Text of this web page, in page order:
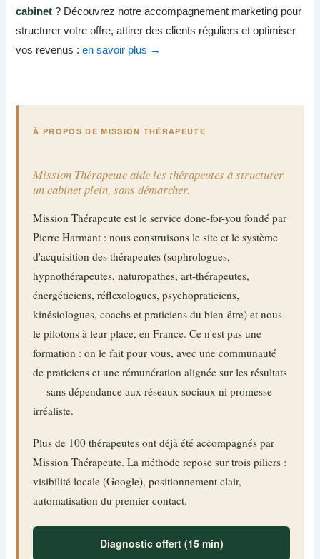
cabinet ? Découvrez notre accompagnement marketing pour
structurer votre offre, attirer des clients réguliers et optimiser
vos revenus :en savoir plus →
À PROPOS DE MISSION THÉRAPEUTE
Mission Thérapeute aide les thérapeutes à structurer
un cabinet plein, sans démarcher.
Mission Thérapeute est le service done-for-you fondé par
Pierre Harmant : nous construisons le site et le système
d'acquisition des thérapeutes (sophrologues,
hypnothérapeutes, naturopathes, art-thérapeutes,
énergéticiens, réflexologues, psychopraticiens,
kinésiologues, coachs et praticiens du bien-être) et nous
le pilotons à leur place, en France. Ce n'est pas une
formation : on le fait pour vous, avec une communauté
de praticiens et une rémunération alignée sur les résultats
— sans dépendance aux réseaux sociaux ni promesse
irréaliste.
Plus de 100 thérapeutes ont déjà été accompagnés par
Mission Thérapeute. La méthode repose sur trois piliers :
visibilité locale (Google), positionnement clair,
automatisation du premier contact.
Diagnostic offert (15 min)